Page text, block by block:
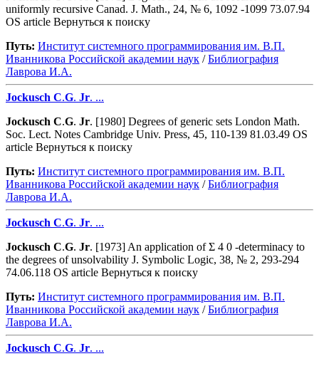
uniformly recursive Canad. J. Math., 24, № 6, 1092 -1099 73.07.94
OS article Вернуться к поиску
Путь: Институт системного программирования им. В.П.
Иванникова Роcсийской академии наук /Библиография
Лаврова И.А.
Jockusch C.G. Jr. ...
Jockusch C.G. Jr. [1980] Degrees of generic sets London Math.
Soc. Lect. Notes Cambridge Univ. Press, 45, 110-139 81.03.49 OS
article Вернуться к поиску
Путь: Институт системного программирования им. В.П.
Иванникова Роcсийской академии наук /Библиография
Лаврова И.А.
Jockusch C.G. Jr. ...
Jockusch C.G. Jr. [1973] An application of Σ 4 0 -determinacy to
the degrees of unsolvability J. Symbolic Logic, 38, № 2, 293-294
74.06.118 OS article Вернуться к поиску
Путь: Институт системного программирования им. В.П.
Иванникова Роcсийской академии наук /Библиография
Лаврова И.А.
Jockusch C.G. Jr. ...